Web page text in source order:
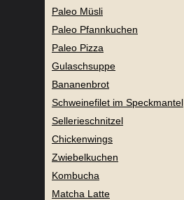
Paleo Müsli
Paleo Pfannkuchen
Paleo Pizza
Gulaschsuppe
Bananenbrot
Schweinefilet im Speckmantel
Sellerieschnitzel
Chickenwings
Zwiebelkuchen
Kombucha
Matcha Latte